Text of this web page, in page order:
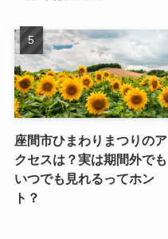
座間市ひまわりまつりのア
クセスは？実は期間外でも
いつでも見れるってホン
ト？